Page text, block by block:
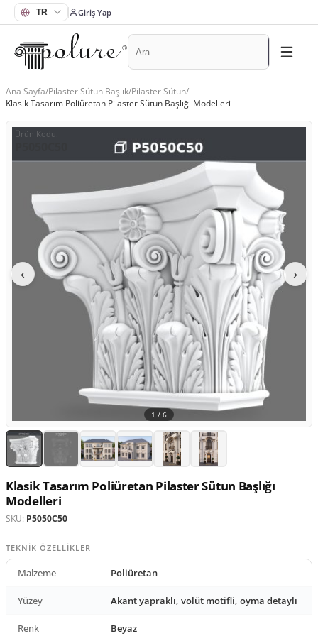
Giriş Yap
Ana Sayfa/Pilaster Sütun Başlık/Pilaster Sütun/
Klasik Tasarım Poliüretan Pilaster Sütun Başlığı Modelleri
Ürün Kodu:
‹ ›
1 / 6
Klasik Tasarım Poliüretan Pilaster Sütun Başlığı
Modelleri
SKU: P5050C50
TEKNIK ÖZELLIKLER
Malzeme Poliüretan
Yüzey Akant yapraklı, volüt motifli, oyma detaylı
Renk Beyaz